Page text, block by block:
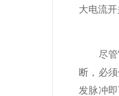
大电流
尽管它
断，必
发脉冲